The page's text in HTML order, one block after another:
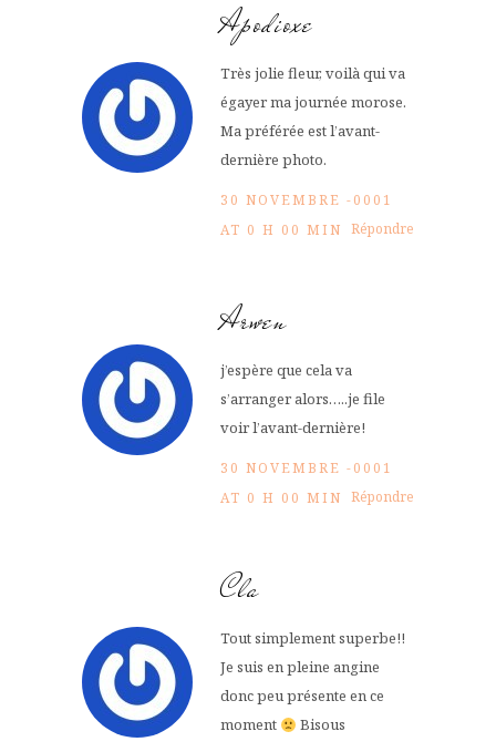
Apodioxe
Très jolie fleur, voilà qui va
égayer ma journée morose.
Ma préférée est l’avant-
dernière photo.
30 NOVEMBRE -0001
AT 0 H 00 MIN Répondre
Arwen
j’espère que cela va
s’arranger alors…..je file
voir l’avant-dernière!
30 NOVEMBRE -0001
AT 0 H 00 MIN Répondre
Cla
Tout simplement superbe!!
Je suis en pleine angine
donc peu présente en ce
moment
Bisous